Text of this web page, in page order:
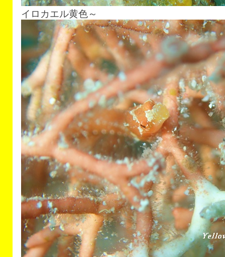
イロカエル黄色～